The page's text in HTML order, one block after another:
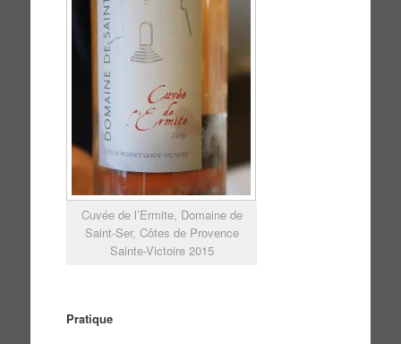
Cuvée de l’Ermite, Domaine de
Saint-Ser, Côtes de Provence
Sainte-Victoire 2015
Pratique